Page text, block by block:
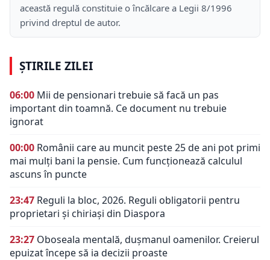
această regulă constituie o încălcare a Legii 8/1996
privind dreptul de autor.
ȘTIRILE ZILEI
06:00 Mii de pensionari trebuie să facă un pas
important din toamnă. Ce document nu trebuie
ignorat
00:00 Românii care au muncit peste 25 de ani pot primi
mai mulți bani la pensie. Cum funcționează calculul
ascuns în puncte
23:47 Reguli la bloc, 2026. Reguli obligatorii pentru
proprietari și chiriași din Diaspora
23:27 Oboseala mentală, dușmanul oamenilor. Creierul
epuizat începe să ia decizii proaste